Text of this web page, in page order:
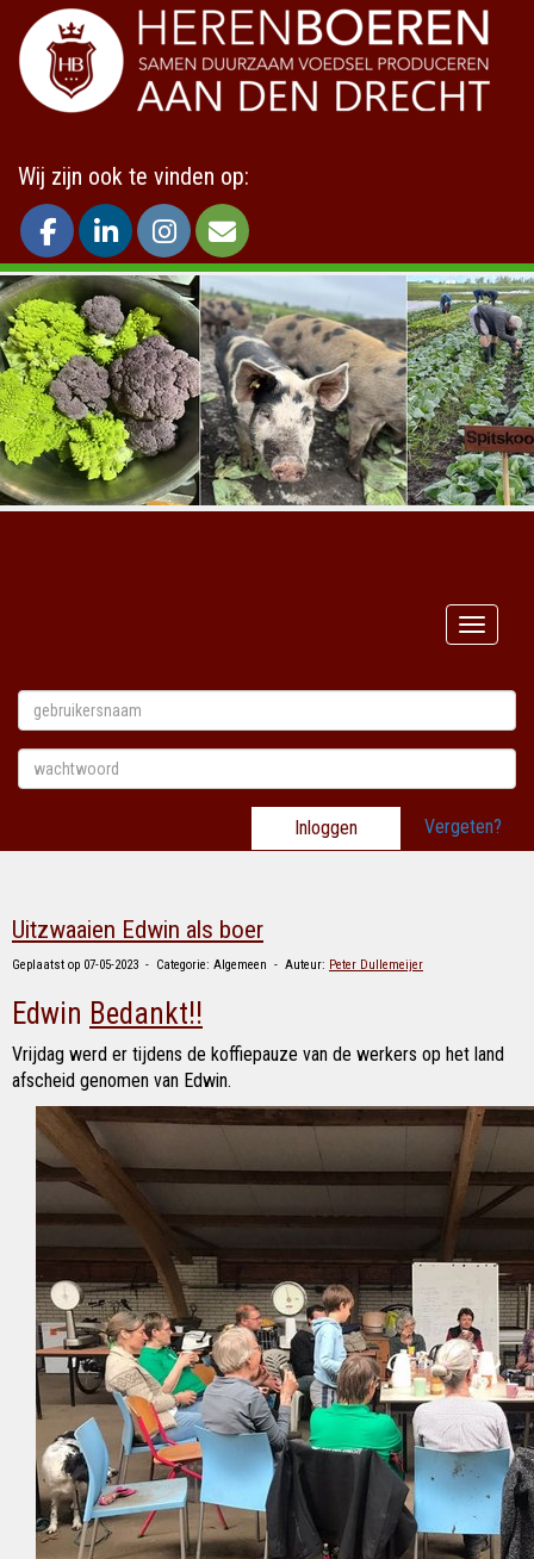
Wij zijn ook te vinden op:
Toggle
Inloggen Vergeten?
Uitzwaaien Edwin als boer
Geplaatst op 07-05-2023 - Categorie: Algemeen - Auteur: Peter Dullemeijer
Edwin Bedankt!!
Vrijdag werd er tijdens de koffiepauze van de werkers op het land
afscheid genomen van Edwin.